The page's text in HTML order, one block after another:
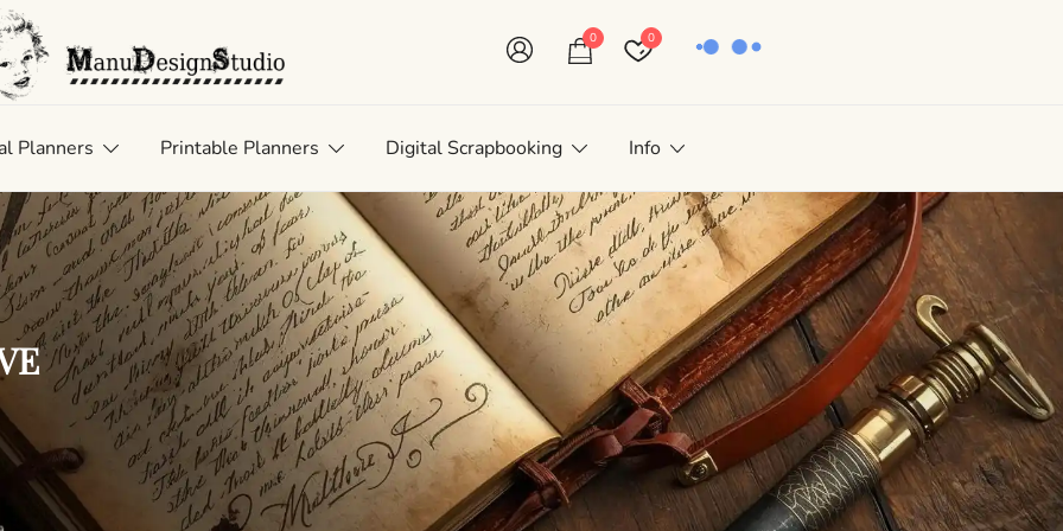
0 0
Planners Printable Planners Digital Scrapbooking Info